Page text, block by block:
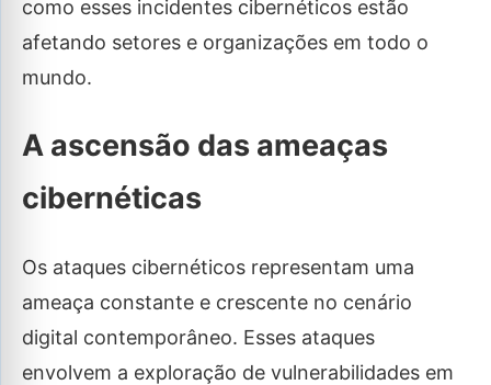
como esses incidentes cibernéticos estão
afetando setores e organizações em todo o
mundo.
A ascensão das ameaças
cibernéticas
Os ataques cibernéticos representam uma
ameaça constante e crescente no cenário
digital contemporâneo. Esses ataques
envolvem a exploração de vulnerabilidades em